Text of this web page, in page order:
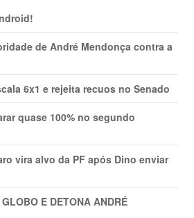
de André Mendonça contra a
6x1 e rejeita recuos no Senado
quase 100% no segundo
vira alvo da PF após Dino enviar
E DETONA ANDRÉ